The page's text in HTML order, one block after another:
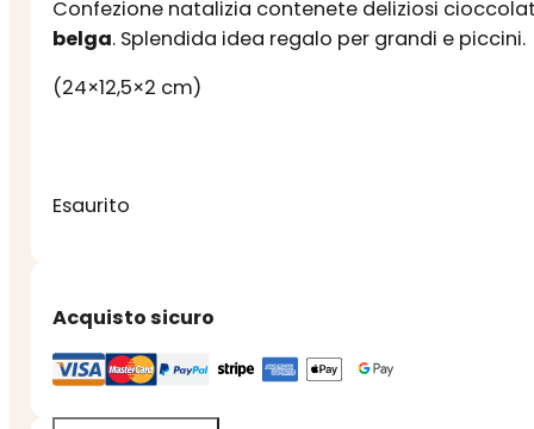
Confezione natalizia contenete deliziosi
belga. Splendida idea regalo per grandi e piccini.
(24×12,5×2 cm)
Esaurito
Acquisto sicuro